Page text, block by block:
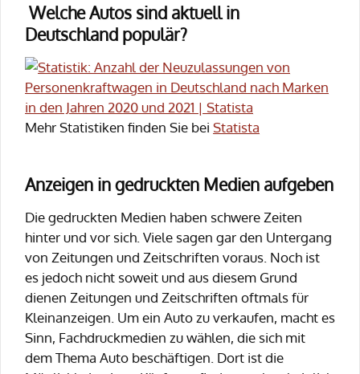
Welche Autos sind aktuell in
Deutschland populär?
Mehr Statistiken finden Sie bei Statista
Anzeigen in gedruckten Medien aufgeben
Die gedruckten Medien haben schwere Zeiten
hinter und vor sich. Viele sagen gar den Untergang
von Zeitungen und Zeitschriften voraus. Noch ist
es jedoch nicht soweit und aus diesem Grund
dienen Zeitungen und Zeitschriften oftmals für
Kleinanzeigen. Um ein Auto zu verkaufen, macht es
Sinn, Fachdruckmedien zu wählen, die sich mit
dem Thema Auto beschäftigen. Dort ist die